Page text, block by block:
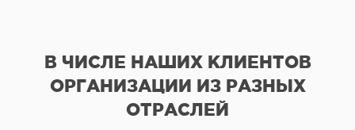
В ЧИСЛЕ НАШИХ КЛИЕНТОВ
ОРГАНИЗАЦИИ ИЗ РАЗНЫХ
ОТРАСЛЕЙ